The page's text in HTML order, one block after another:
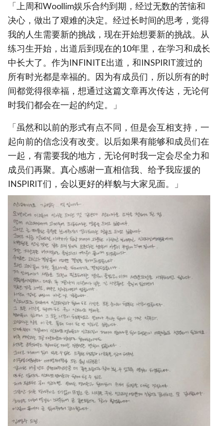
「上周和Woollim娱乐合约到期，经过无数的苦恼和
决心，做出了艰难的决定。经过长时间的思考，觉得
我的人生需要新的挑战，现在开始想要新的挑战。从
练习生开始，出道后到现在的10年里，在学习和成长
中长大了。作为INFINITE出道，和INSPIRIT渡过的
所有时光都是幸福的。因为有成员们，所以所有的时
间都觉得很幸福，想通过这篇文章再次传达，无论何
时我们都会在一起的约定。」
「虽然和以前的形式有点不同，但是会互相支持，一
起向前的信念没有改变。以后如果有能够和成员们在
一起，有需要我的地方，无论何时我一定会尽全力和
成员们再聚。真心感谢一直相信我、给予我应援的
INSPIRIT们，会以更好的样貌与大家见面。」